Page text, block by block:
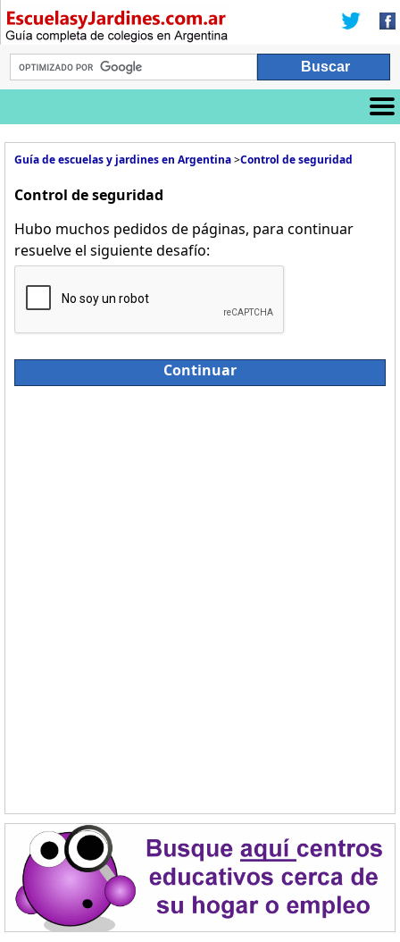
Guía de escuelas y jardines en Argentina>Control de seguridad
Control de seguridad
Hubo muchos pedidos de páginas, para continuar
resuelve el siguiente desafío:
Continuar